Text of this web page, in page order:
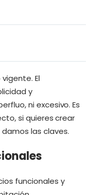
El
y
ni excesivo. Es
si quieres crear
las claves.
funcionales y